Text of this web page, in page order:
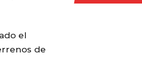
el
de